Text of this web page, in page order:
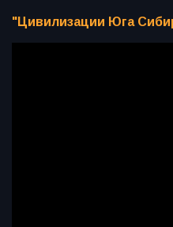
"Цивилизации Юга